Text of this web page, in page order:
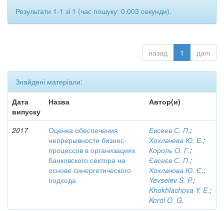
Результати 1-1 зі 1 (час пошуку: 0.003 секунди).
назад 1 далі
Знайдені матеріали:
Дата
випуску
Назва Автор(и)
2017
Оценка обеспечения
непрерывности бизнес-
процессов в организациях
банковского сектора на
основе синергетического
подхода
Евсеев С. П.;
Хохлачева Ю. Е.;
Король О. Г.;
Євсеєв С. П.;
Хохлачова Ю. Є.;
Yevseiev S. P.;
Khokhlachova Y. E.;
Korol O. G.